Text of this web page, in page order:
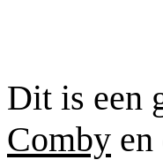
Dit is een
Comby en